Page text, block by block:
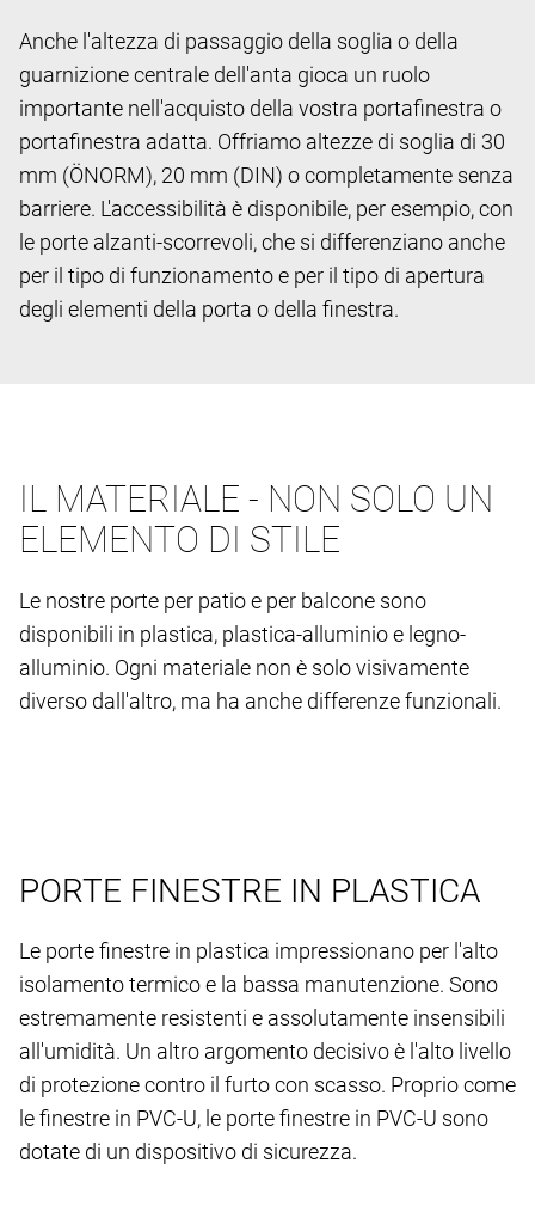
Anche l'altezza di passaggio della soglia o della
guarnizione centrale dell'anta gioca un ruolo
importante nell'acquisto della vostra portafinestra o
portafinestra adatta. Offriamo altezze di soglia di 30
mm (ÖNORM), 20 mm (DIN) o completamente senza
barriere. L'accessibilità è disponibile, per esempio, con
le porte alzanti-scorrevoli, che si differenziano anche
per il tipo di funzionamento e per il tipo di apertura
degli elementi della porta o della finestra.
IL MATERIALE - NON SOLO UN
ELEMENTO DI STILE
Le nostre porte per patio e per balcone sono
disponibili in plastica, plastica-alluminio e legno-
alluminio. Ogni materiale non è solo visivamente
diverso dall'altro, ma ha anche differenze funzionali.
PORTE FINESTRE IN PLASTICA
Le porte finestre in plastica impressionano per l'alto
isolamento termico e la bassa manutenzione. Sono
estremamente resistenti e assolutamente insensibili
all'umidità. Un altro argomento decisivo è l'alto livello
di protezione contro il furto con scasso. Proprio come
le finestre in PVC-U, le porte finestre in PVC-U sono
dotate di un dispositivo di sicurezza.